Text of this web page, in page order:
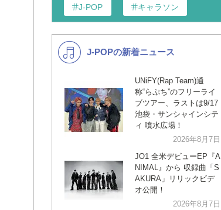
J-POP キャラソン
K-POP バンド
洋楽
VTuber ディズニー
J-POPの新着ニュース
UNiFY(Rap Team)通
称“らぷち”のフリーライ
ブツアー、ラストは9/17
池袋・サンシャインシテ
ィ 噴水広場！
2026年8月7日
JO1 全米デビューEP『A
NIMAL』から 収録曲「S
AKURA」リリックビデ
オ公開！
2026年8月7日